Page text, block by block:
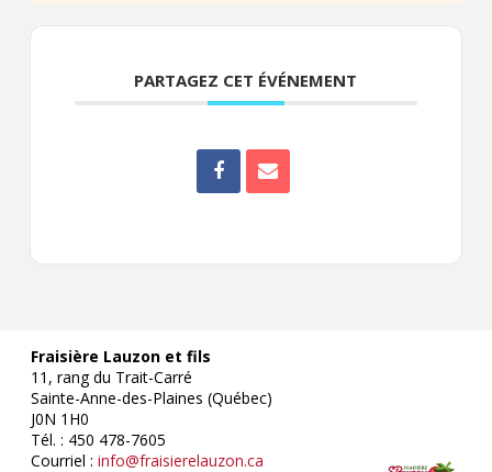
PARTAGEZ CET ÉVÉNEMENT
Fraisière Lauzon et fils
11, rang du Trait-Carré
Sainte-Anne-des-Plaines (Québec)
J0N 1H0
Tél. : 450 478-7605
Courriel : info@fraisierelauzon.ca